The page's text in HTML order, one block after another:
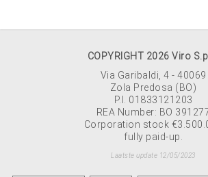
COPYRIGHT 2026 Viro
Via Garibaldi, 4 - 40069
Zola Predosa (BO)
P.I. 01833121203
REA Number: BO
Corporation stock
fully paid-up.
Laatste update 12/05/2023